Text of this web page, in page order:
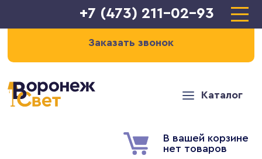
+7 (473) 211-02-93
Заказать звонок
Каталог
В вашей корзине
нет товаров